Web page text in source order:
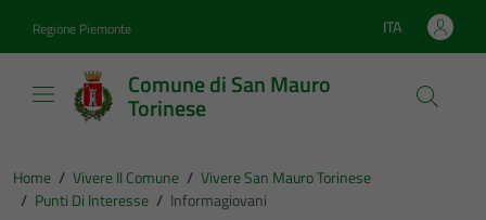
Regione Piemonte Lingua attiva:
ITA
Comune di San Mauro
Torinese
Home / Vivere Il Comune / Vivere San Mauro Torinese
/ Punti Di Interesse / Informagiovani